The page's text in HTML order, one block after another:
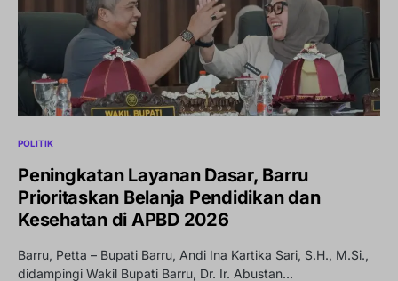
POLITIK
Peningkatan Layanan Dasar, Barru
Prioritaskan Belanja Pendidikan dan
Kesehatan di APBD 2026
Barru, Petta – Bupati Barru, Andi Ina Kartika Sari, S.H., M.Si.,
didampingi Wakil Bupati Barru, Dr. Ir. Abustan…